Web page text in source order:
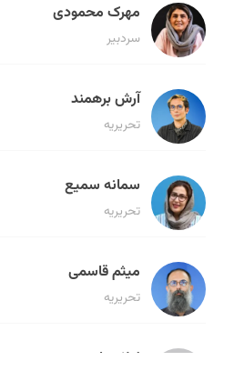
مهرک محمودی
سردبیر
آرش برهمند
تحریریه
سمانه سمیع
تحریریه
میثم قاسمی
تحریریه
لیلا حنارود